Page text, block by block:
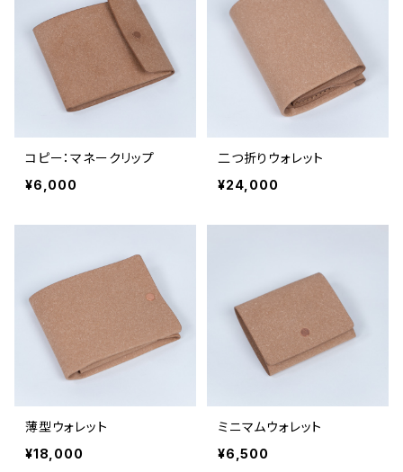
コピー：マネークリップ
¥6,000
二つ折りウォレット
¥24,000
薄型ウォレット
¥18,000
ミニマムウォレット
¥6,500